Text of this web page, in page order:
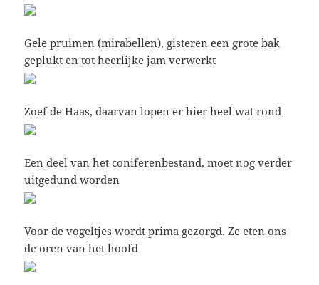
Gele pruimen (mirabellen), gisteren een grote bak
geplukt en tot heerlijke jam verwerkt
Zoef de Haas, daarvan lopen er hier heel wat rond
Een deel van het coniferenbestand, moet nog verder
uitgedund worden
Voor de vogeltjes wordt prima gezorgd. Ze eten ons
de oren van het hoofd